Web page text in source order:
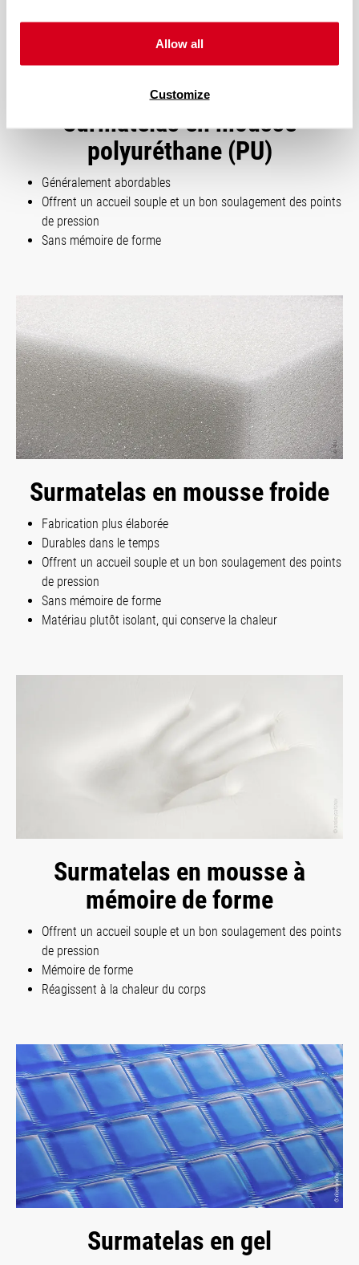
Allow all
Customize
Surmatelas en mousse
polyuréthane (PU)
Généralement abordables
Offrent un accueil souple et un bon soulagement des points
de pression
Sans mémoire de forme
Surmatelas en mousse froide
Fabrication plus élaborée
Durables dans le temps
Offrent un accueil souple et un bon soulagement des points
de pression
Sans mémoire de forme
Matériau plutôt isolant, qui conserve la chaleur
Surmatelas en mousse à
mémoire de forme
Offrent un accueil souple et un bon soulagement des points
de pression
Mémoire de forme
Réagissent à la chaleur du corps
Surmatelas en gel